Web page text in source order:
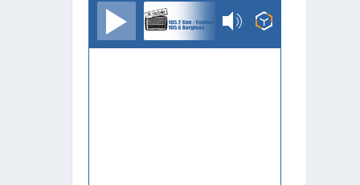
TrudoFM